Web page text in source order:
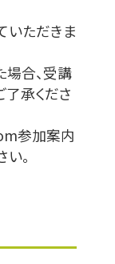
いただきま
合、受講
了承くださ
参加案内
。